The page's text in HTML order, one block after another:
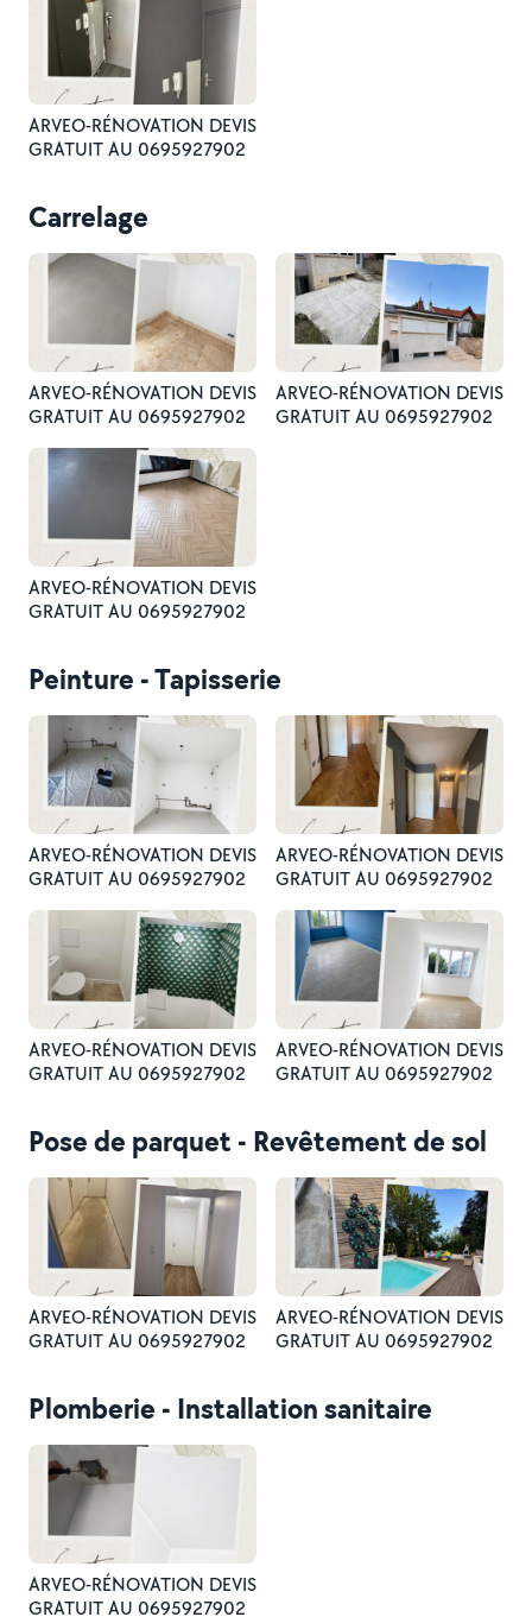
ARVEO-RÉNOVATION DEVIS
GRATUIT AU 0695927902
Carrelage
ARVEO-RÉNOVATION DEVIS
GRATUIT AU 0695927902
ARVEO-RÉNOVATION DEVIS
GRATUIT AU 0695927902
ARVEO-RÉNOVATION DEVIS
GRATUIT AU 0695927902
Peinture - Tapisserie
ARVEO-RÉNOVATION DEVIS
GRATUIT AU 0695927902
ARVEO-RÉNOVATION DEVIS
GRATUIT AU 0695927902
ARVEO-RÉNOVATION DEVIS
GRATUIT AU 0695927902
ARVEO-RÉNOVATION DEVIS
GRATUIT AU 0695927902
Pose de parquet - Revêtement de sol
ARVEO-RÉNOVATION DEVIS
GRATUIT AU 0695927902
ARVEO-RÉNOVATION DEVIS
GRATUIT AU 0695927902
Plomberie - Installation sanitaire
ARVEO-RÉNOVATION DEVIS
GRATUIT AU 0695927902